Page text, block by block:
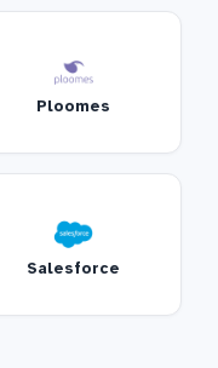
Ploomes
Salesforce